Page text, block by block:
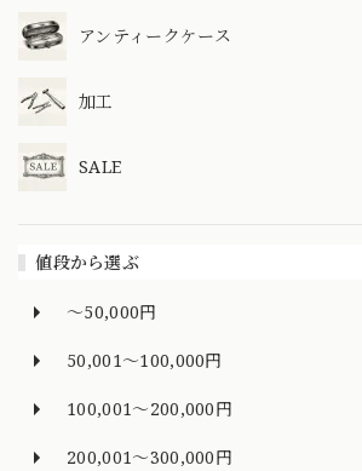
アンティークケース
加工
SALE
値段から選ぶ
～50,000円
50,001～100,000円
100,001～200,000円
200,001～300,000円